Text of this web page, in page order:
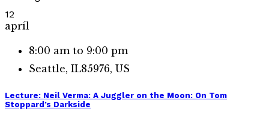
12
apríl
8:00 am to 9:00 pm
Seattle, IL85976, US
Lecture: Neil Verma: A Juggler on the Moon: On Tom
Stoppard’s Darkside